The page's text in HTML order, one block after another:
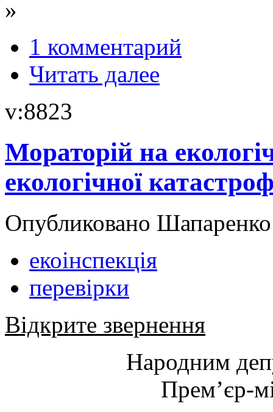
»
1 комментарий
Читать далее
v:8823
Мораторій на
екологічної
Опубликовано
екоінспекція
перевірки
Відкрите звернення
Народним
Прем’єр-